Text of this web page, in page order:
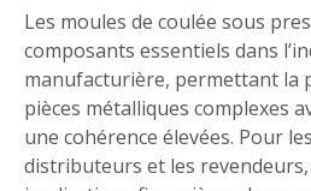
Les moules de coulée sous
composants essentiels dans
manufacturière, permettant la
pièces métalliques complexes
une cohérence élevées. Pour
distributeurs et les